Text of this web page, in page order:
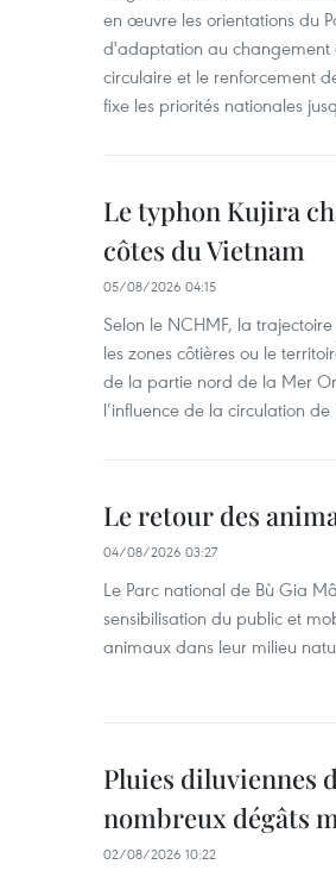
en œuvre les orientations du
d'adaptation au changement
circulaire et le renforcement
fixe les priorités nationales
Le typhon Kujira
côtes du Vietnam
05/08/2026 04:15
Selon le NCHMF, la
les zones côtières ou le
de la partie nord de la Mer
l’influence de la circulation
Le retour des
04/08/2026 03:27
Le Parc national de Bù Gia
sensibilisation du public et
animaux dans leur milieu
Pluies diluviennes
nombreux dégâts
02/08/2026 10:22